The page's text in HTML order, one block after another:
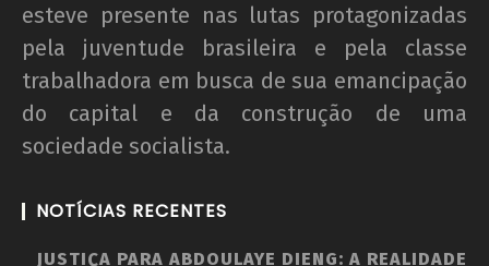
esteve presente nas lutas protagonizadas
pela juventude brasileira e pela classe
trabalhadora em busca de sua emancipação
do capital e da construção de uma
sociedade socialista.
NOTÍCIAS RECENTES
JUSTIÇA PARA ABDOULAYE DIENG: A REALIDADE